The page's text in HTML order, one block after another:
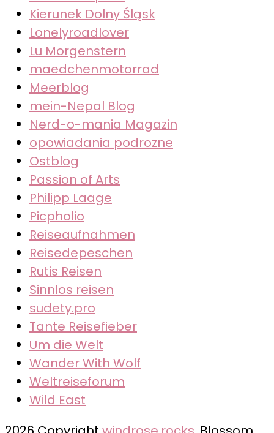
Kierunek Dolny Śląsk
Lonelyroadlover
Lu Morgenstern
maedchenmotorrad
Meerblog
mein-Nepal Blog
Nerd-o-mania Magazin
opowiadania podrozne
Ostblog
Passion of Arts
Philipp Laage
Picpholio
Reiseaufnahmen
Reisedepeschen
Rutis Reisen
Sinnlos reisen
sudety.pro
Tante Reisefieber
Um die Welt
Wander With Wolf
Weltreiseforum
Wild East